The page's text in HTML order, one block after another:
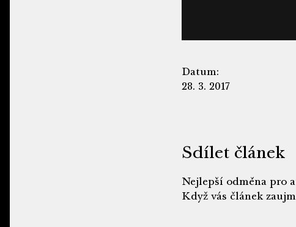
Datum:
28. 3. 2017
Sdílet článek
Nejlepší odměna pro
Když vás článek